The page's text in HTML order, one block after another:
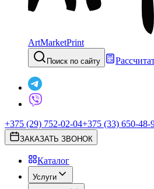
ArtMarketPrint
Поиск по сайту
+375 (29) 752-02-04+375 (33) 650-48-
ЗАКАЗАТЬ ЗВОНОК
Каталог
Услуги